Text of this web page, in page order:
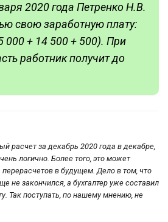
2020 года Петренко Н.В.
свою заработную плату:
000 + 14 500 + 500). При
работник получит до
расчет за декабрь 2020 года в декабре,
логично. Более того, это может
перерасчетов в будущем. Дело в том, что
не закончился, а бухгалтер уже составил
Так поступать, по нашему мнению, не